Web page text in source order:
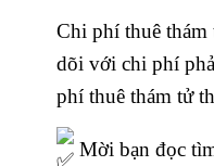
Chi phí thuê thám
dõi với chi phí
phí thuê thám tử
Mời bạn đọc